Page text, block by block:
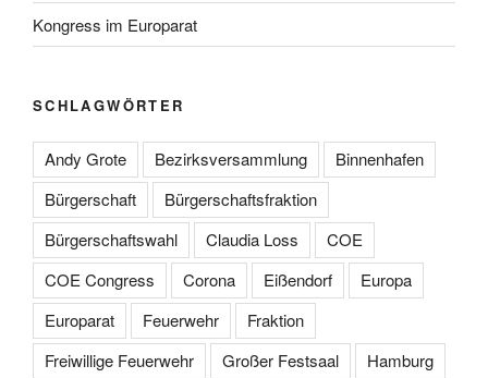
Kongress im Europarat
SCHLAGWÖRTER
Andy Grote Bezirksversammlung
Binnenhafen
Bürgerschaft
Bürgerschaftsfraktion
Bürgerschaftswahl
Claudia Loss
COE
COE Congress
Corona Eißendorf
Europa
Europarat
Feuerwehr
Fraktion
Freiwillige Feuerwehr
Großer Festsaal
Hamburg